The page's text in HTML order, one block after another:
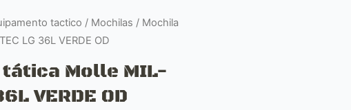
tactico / Mochilas / Mochila
LG 36L VERDE OD
Molle MIL-
VERDE OD